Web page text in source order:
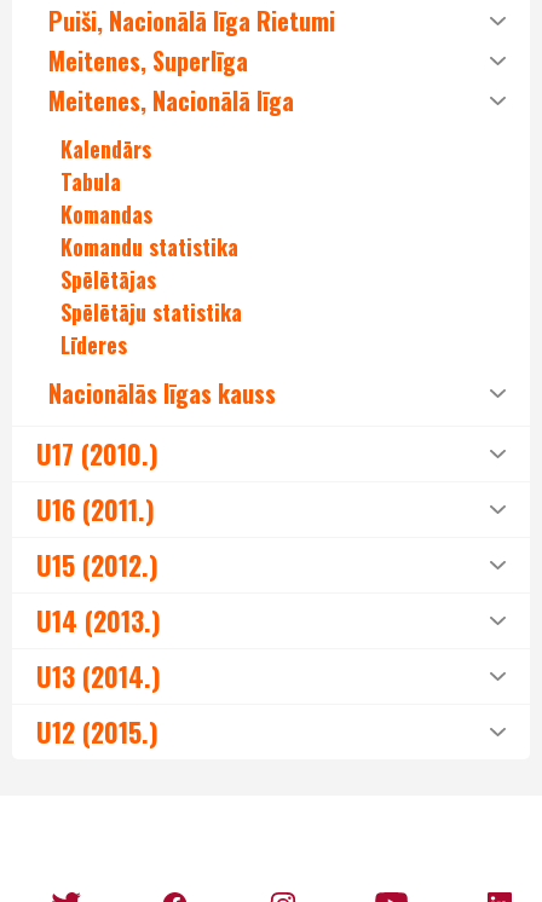
Puiši, Nacionālā līga Rietumi
Meitenes, Superlīga
Meitenes, Nacionālā līga
Kalendārs
Tabula
Komandas
Komandu statistika
Spēlētājas
Spēlētāju statistika
Līderes
Nacionālās līgas kauss
U17 (2010.)
U16 (2011.)
U15 (2012.)
U14 (2013.)
U13 (2014.)
U12 (2015.)